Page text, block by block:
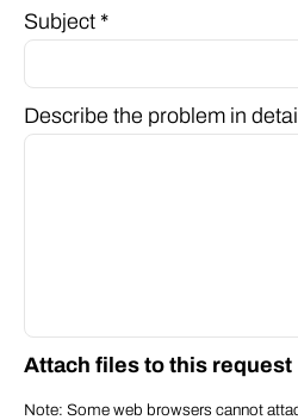
Subject *
Describe the problem in
Attach files to this request
Note: Some web browsers cannot